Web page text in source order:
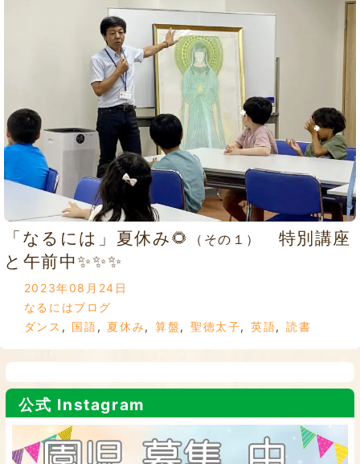
「なるには」夏休み🌻 （その１）
特別講座
と午前中✨✨✨
2023年08月24日
なるにはブログ
ダンス , 国語, 夏休み, 算盤, 聖徳太子,英語,読書
公式 Instagram